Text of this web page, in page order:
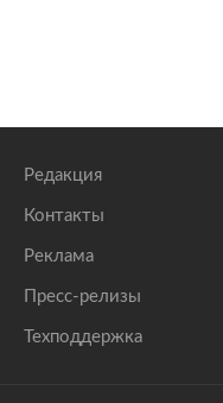
Редакция
Контакты
Реклама
Пресс-релизы
Техподдержка